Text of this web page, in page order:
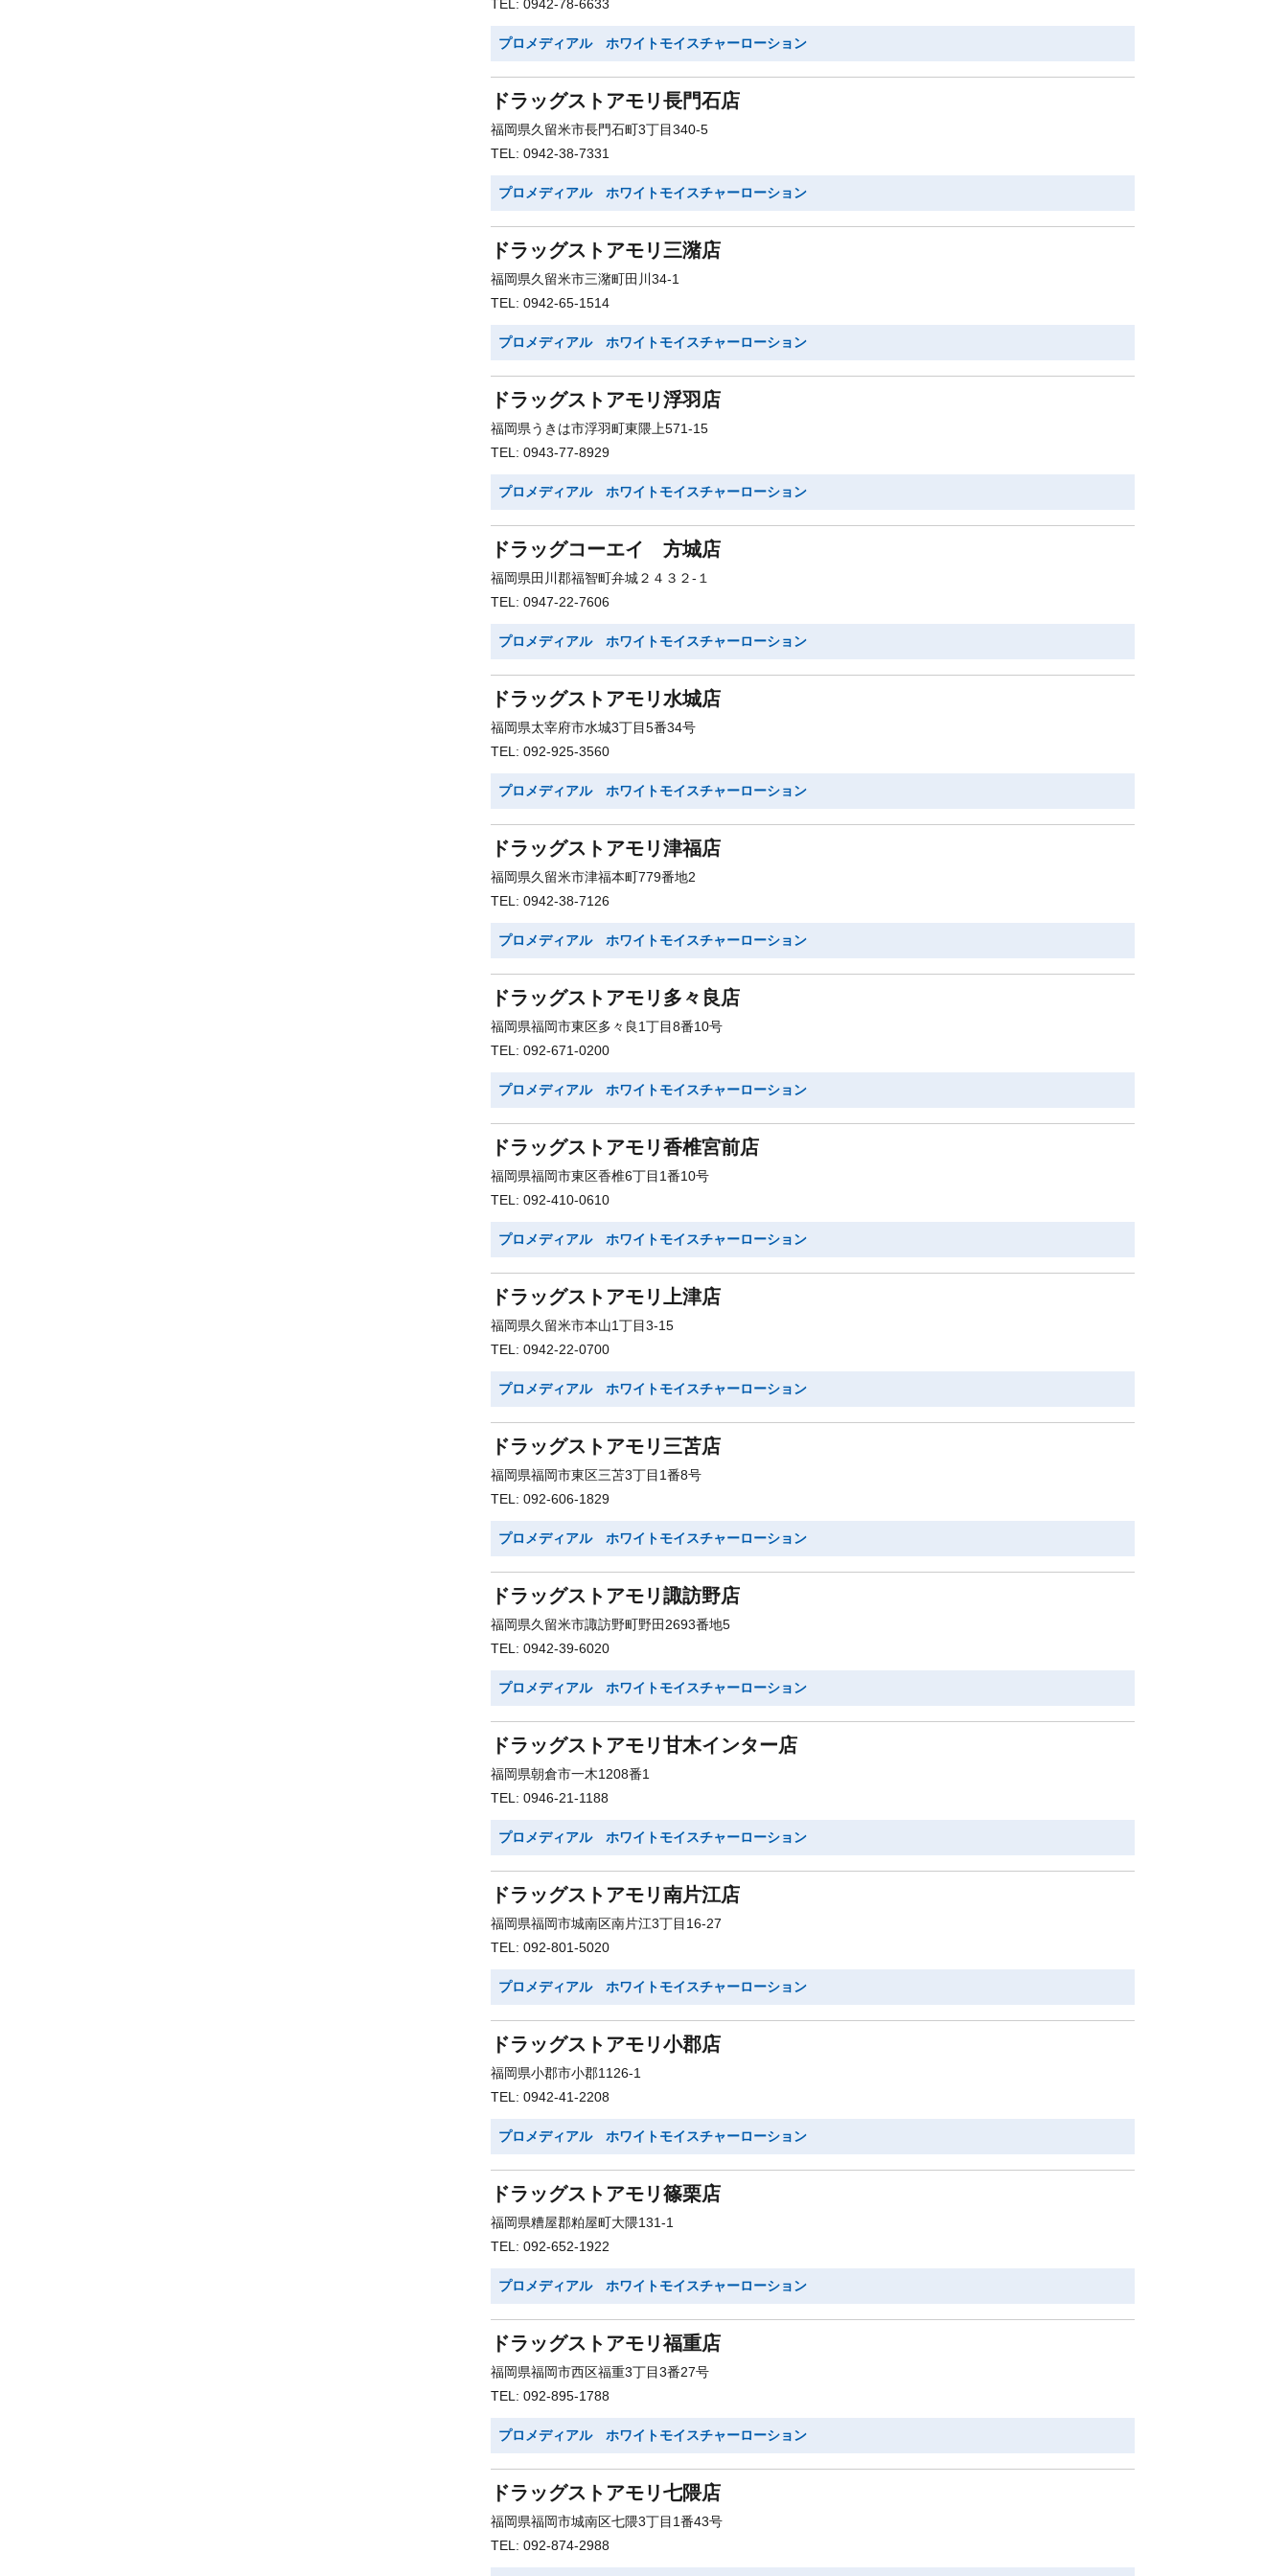
TEL: 0942-78-6633
プロメディアル ホワイトモイスチャーローション
ドラッグストアモリ長門石店
福岡県久留米市長門石町3丁目340-5
TEL: 0942-38-7331
プロメディアル ホワイトモイスチャーローション
ドラッグストアモリ三潴店
福岡県久留米市三潴町田川34-1
TEL: 0942-65-1514
プロメディアル ホワイトモイスチャーローション
ドラッグストアモリ浮羽店
福岡県うきは市浮羽町東隈上571-15
TEL: 0943-77-8929
プロメディアル ホワイトモイスチャーローション
ドラッグコーエイ 方城店
福岡県田川郡福智町弁城２４３２-１
TEL: 0947-22-7606
プロメディアル ホワイトモイスチャーローション
ドラッグストアモリ水城店
福岡県太宰府市水城3丁目5番34号
TEL: 092-925-3560
プロメディアル ホワイトモイスチャーローション
ドラッグストアモリ津福店
福岡県久留米市津福本町779番地2
TEL: 0942-38-7126
プロメディアル ホワイトモイスチャーローション
ドラッグストアモリ多々良店
福岡県福岡市東区多々良1丁目8番10号
TEL: 092-671-0200
プロメディアル ホワイトモイスチャーローション
ドラッグストアモリ香椎宮前店
福岡県福岡市東区香椎6丁目1番10号
TEL: 092-410-0610
プロメディアル ホワイトモイスチャーローション
ドラッグストアモリ上津店
福岡県久留米市本山1丁目3-15
TEL: 0942-22-0700
プロメディアル ホワイトモイスチャーローション
ドラッグストアモリ三苫店
福岡県福岡市東区三苫3丁目1番8号
TEL: 092-606-1829
プロメディアル ホワイトモイスチャーローション
ドラッグストアモリ諏訪野店
福岡県久留米市諏訪野町野田2693番地5
TEL: 0942-39-6020
プロメディアル ホワイトモイスチャーローション
ドラッグストアモリ甘木インター店
福岡県朝倉市一木1208番1
TEL: 0946-21-1188
プロメディアル ホワイトモイスチャーローション
ドラッグストアモリ南片江店
福岡県福岡市城南区南片江3丁目16-27
TEL: 092-801-5020
プロメディアル ホワイトモイスチャーローション
ドラッグストアモリ小郡店
福岡県小郡市小郡1126-1
TEL: 0942-41-2208
プロメディアル ホワイトモイスチャーローション
ドラッグストアモリ篠栗店
福岡県糟屋郡粕屋町大隈131-1
TEL: 092-652-1922
プロメディアル ホワイトモイスチャーローション
ドラッグストアモリ福重店
福岡県福岡市西区福重3丁目3番27号
TEL: 092-895-1788
プロメディアル ホワイトモイスチャーローション
ドラッグストアモリ七隈店
福岡県福岡市城南区七隈3丁目1番43号
TEL: 092-874-2988